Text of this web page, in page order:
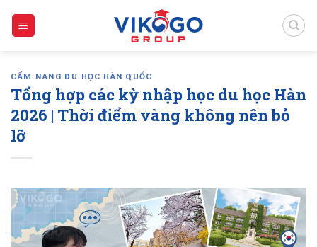
CẨM NANG DU HỌC HÀN QUỐC
Tổng hợp các kỳ nhập học du học Hàn
2026 | Thời điểm vàng không nên bỏ
lỡ